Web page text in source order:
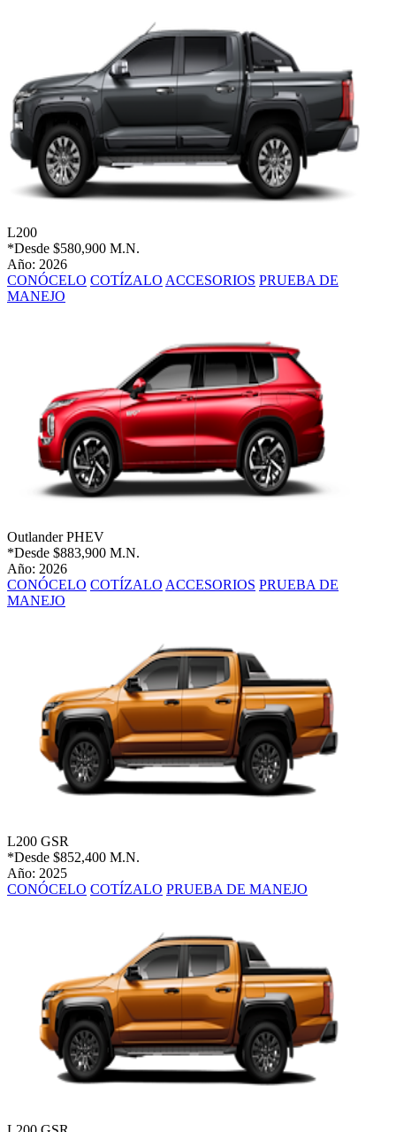
L200
*Desde $580,900 M.N.
Año: 2026
CONÓCELO COTÍZALO ACCESORIOS PRUEBA DE
MANEJO
Outlander PHEV
*Desde $883,900 M.N.
Año: 2026
CONÓCELO COTÍZALO ACCESORIOS PRUEBA DE
MANEJO
L200 GSR
*Desde $852,400 M.N.
Año: 2025
CONÓCELO COTÍZALO PRUEBA DE MANEJO